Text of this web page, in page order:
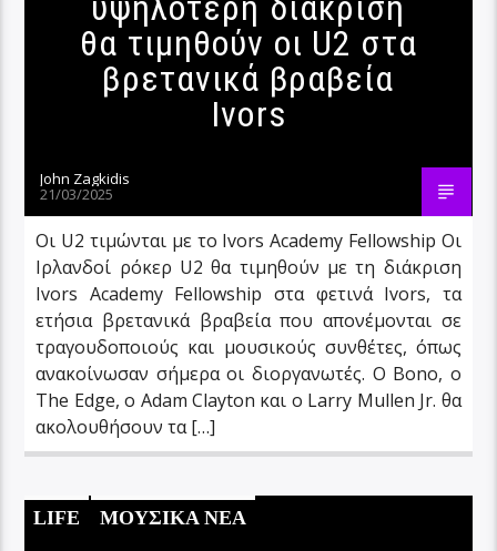
θα τιμηθούν οι U2 στα
βρετανικά βραβεία
Ivors
John Zagkidis
21/03/2025
Οι U2 τιμώνται με το Ivors Academy Fellowship Οι
Ιρλανδοί ρόκερ U2 θα τιμηθούν με τη διάκριση
Ivors Academy Fellowship στα φετινά Ivors, τα
ετήσια βρετανικά βραβεία που απονέμονται σε
τραγουδοποιούς και μουσικούς συνθέτες, όπως
ανακοίνωσαν σήμερα οι διοργανωτές. Ο Bono, ο
The Edge, ο Adam Clayton και ο Larry Mullen Jr. θα
ακολουθήσουν τα […]
LIFE ΜΟΥΣΙΚΑ ΝΕΑ